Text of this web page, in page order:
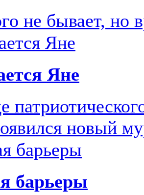
не бывает, но
Яне
новый
барьеры